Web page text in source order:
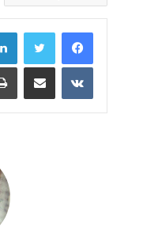
مشاركة عبر البريد